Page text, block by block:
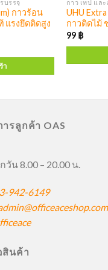
บรรจุ
กาวร้อน
แรงยึดติดสูง
า
กาว เทป แล
UHU
กาวติดไม้
99 ฿
รลูกค้า OAS
น 8.00 – 20.00 น.
942-6149
สินค้า